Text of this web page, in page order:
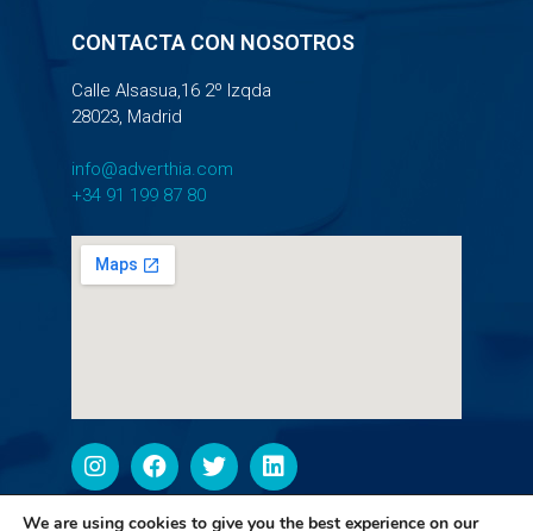
CONTACTA CON NOSOTROS
Calle Alsasua,16 2º Izqda
28023, Madrid
info@adverthia.com
+34 91 199 87 80
We are using cookies to give you the best experience on our